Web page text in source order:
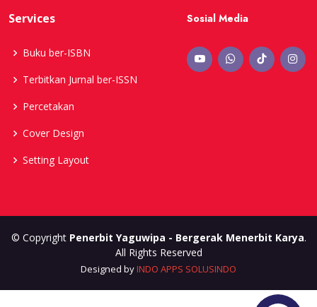
Services
Buku ber-ISBN
Terbitkan Jurnal ber-ISSN
Percetakan
Cover Design
Setting Layout
Sosial Media
© Copyright Penerbit Yaguwipa - Bergerak Menerbit Karya.
All Rights Reserved
Designed byINDO APPS SOLUSINDO